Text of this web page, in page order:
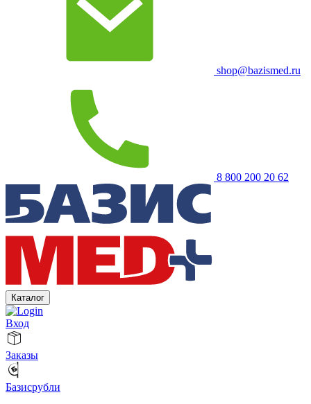
shop@bazismed.ru
8 800 200 20 62
Каталог
Вход
Заказы
Базисрубли